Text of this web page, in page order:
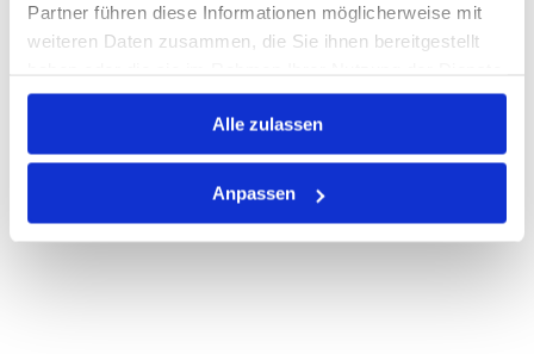
Partner führen diese Informationen möglicherweise mit
weiteren Daten zusammen, die Sie ihnen bereitgestellt
gesammelt haben.
Alle zulassen
Anpassen